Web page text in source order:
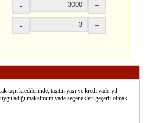
- +
- +
taşıt kredilerinde, taşıtın yaşı ve kredi vade yıl
uyguladığı maksimum vade seçenekleri geçerli olmak